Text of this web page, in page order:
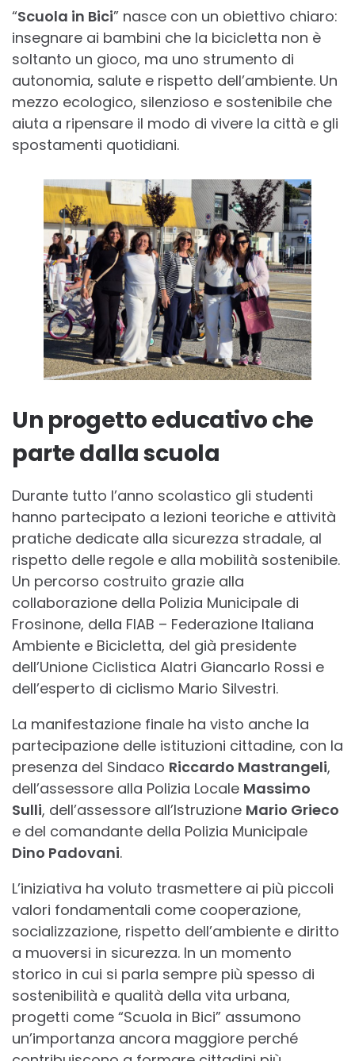
“Scuola in Bici” nasce con un obiettivo chiaro:
insegnare ai bambini che la bicicletta non è
soltanto un gioco, ma uno strumento di
autonomia, salute e rispetto dell’ambiente. Un
mezzo ecologico, silenzioso e sostenibile che
aiuta a ripensare il modo di vivere la città e gli
spostamenti quotidiani.
Un progetto educativo che
parte dalla scuola
Durante tutto l’anno scolastico gli studenti
hanno partecipato a lezioni teoriche e attività
pratiche dedicate alla sicurezza stradale, al
rispetto delle regole e alla mobilità sostenibile.
Un percorso costruito grazie alla
collaborazione della Polizia Municipale di
Frosinone, della FIAB – Federazione Italiana
Ambiente e Bicicletta, del già presidente
dell’Unione Ciclistica Alatri Giancarlo Rossi e
dell’esperto di ciclismo Mario Silvestri.
La manifestazione finale ha visto anche la
partecipazione delle istituzioni cittadine, con la
presenza del Sindaco Riccardo Mastrangeli,
dell’assessore alla Polizia Locale Massimo
Sulli, dell’assessore all’Istruzione Mario Grieco
e del comandante della Polizia Municipale
Dino Padovani.
L’iniziativa ha voluto trasmettere ai più piccoli
valori fondamentali come cooperazione,
socializzazione, rispetto dell’ambiente e diritto
a muoversi in sicurezza. In un momento
storico in cui si parla sempre più spesso di
sostenibilità e qualità della vita urbana,
progetti come “Scuola in Bici” assumono
un’importanza ancora maggiore perché